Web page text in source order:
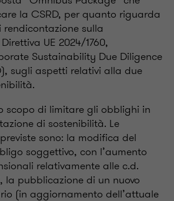
la CSRD, per quanto riguarda
sulla
UE 2024/1760,
Sustainability Due Diligence
sugli aspetti relativi alla due
scopo di limitare gli obblighi in
di sostenibilità. Le
sono: la modifica del
soggettivo, con l’aumento
relativamente alle c.d.
la pubblicazione di un nuovo
(in aggiornamento dell’attuale